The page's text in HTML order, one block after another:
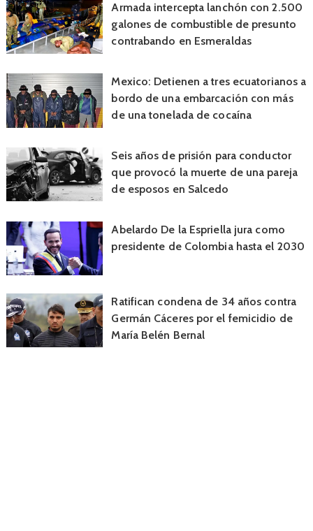
Armada intercepta lanchón con 2.500
galones de combustible de presunto
contrabando en Esmeraldas
Mexico: Detienen a tres ecuatorianos a
bordo de una embarcación con más
de una tonelada de cocaína
Seis años de prisión para conductor
que provocó la muerte de una pareja
de esposos en Salcedo
Abelardo De la Espriella jura como
presidente de Colombia hasta el 2030
Ratifican condena de 34 años contra
Germán Cáceres por el femicidio de
María Belén Bernal